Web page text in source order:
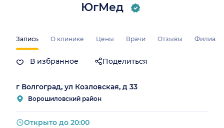
ЮгМед
Запись О клинике Цены Врачи Отзывы Филиалы
В избранное Поделиться
г Волгоград, ул Козловская, д 33
Ворошиловский район
Открыто до 20:00